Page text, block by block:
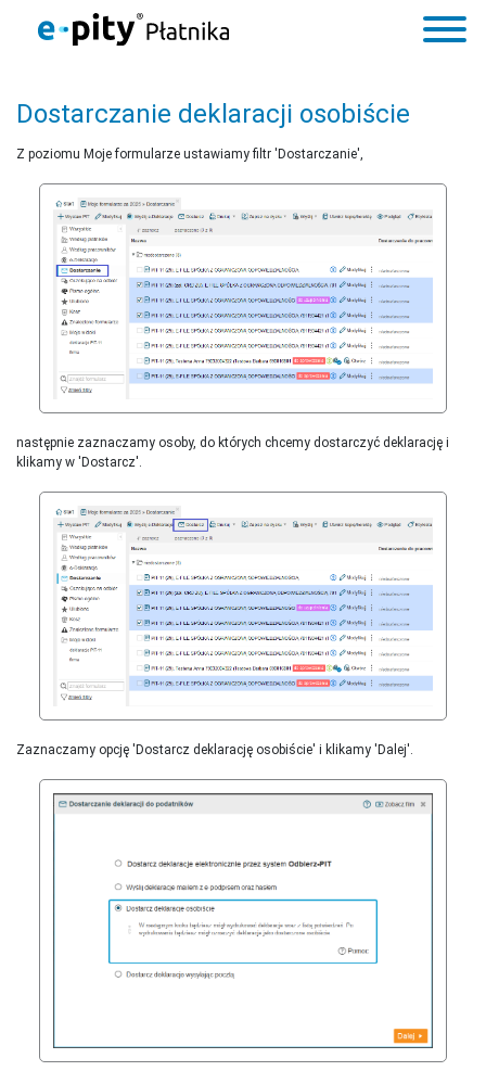
Dostarczanie deklaracji osobiście
Z poziomu Moje formularze ustawiamy filtr 'Dostarczanie',
następnie zaznaczamy osoby, do których chcemy dostarczyć deklarację i
klikamy w 'Dostarcz'.
Zaznaczamy opcję 'Dostarcz deklarację osobiście' i klikamy 'Dalej'.